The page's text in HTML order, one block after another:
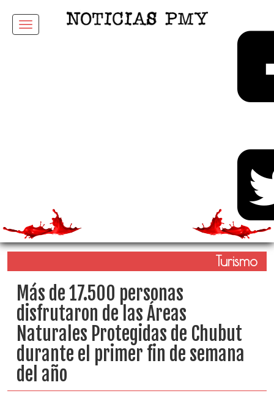
Menu
Turismo
Más de 17.500 personas
disfrutaron de las Áreas
Naturales Protegidas de Chubut
durante el primer fin de semana
del año